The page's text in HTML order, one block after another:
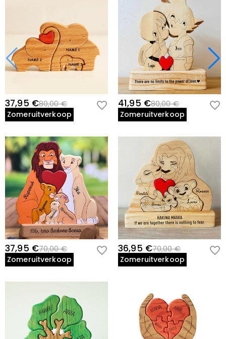
37,95 €80,00 €
Zomeruitverkoop
41,95 €80,00 €
Zomeruitverkoop
37,95 €70,00 €
Zomeruitverkoop
36,95 €70,00 €
Zomeruitverkoop